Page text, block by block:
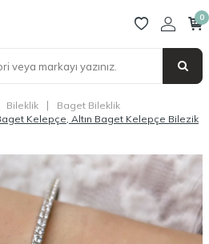
0
Bileklik | Baget Bileklik
Kelepçe, Altın Baget Kelepçe Bilezik